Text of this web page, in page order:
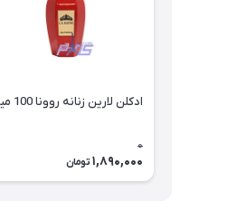
ادکلن لارین زنانه روونا 100 میل
0
1,890,000 تومان